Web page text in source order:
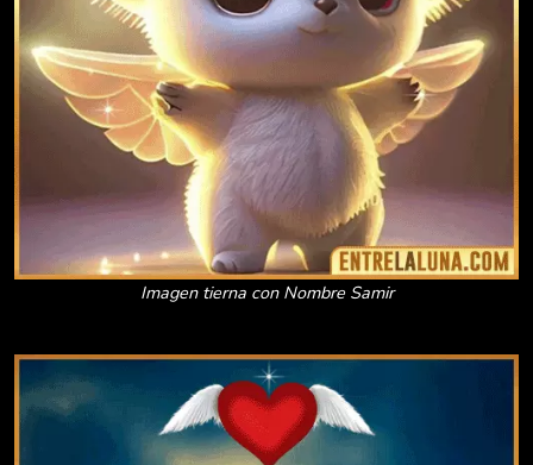
Imagen tierna con Nombre Samir